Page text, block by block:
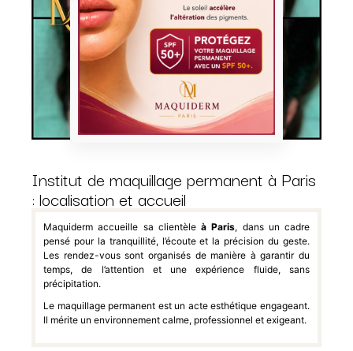
Institut de maquillage permanent à Paris
: localisation et accueil
Maquiderm accueille sa clientèle à Paris, dans un cadre
pensé pour la tranquillité, l’écoute et la précision du geste.
Les rendez-vous sont organisés de manière à garantir du
temps, de l’attention et une expérience fluide, sans
précipitation.
Le maquillage permanent est un acte esthétique engageant.
Il mérite un environnement calme, professionnel et exigeant.